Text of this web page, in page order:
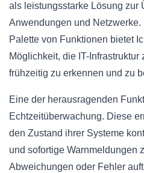
als leistungsstarke Lösung zur
Anwendungen und
Palette von Funktionen bietet
Möglichkeit, die IT-
frühzeitig zu erkennen und zu
Eine der herausragenden
Echtzeitüberwachung. Diese
den Zustand ihrer Systeme
und sofortige Warnmeldungen
Abweichungen oder Fehler